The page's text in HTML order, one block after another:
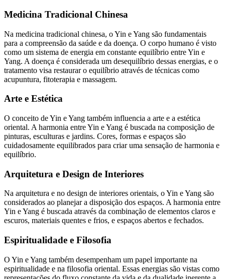
Medicina Tradicional Chinesa
Na medicina tradicional chinesa, o Yin e Yang são fundamentais
para a compreensão da saúde e da doença. O corpo humano é visto
como um sistema de energia em constante equilíbrio entre Yin e
Yang. A doença é considerada um desequilíbrio dessas energias, e o
tratamento visa restaurar o equilíbrio através de técnicas como
acupuntura, fitoterapia e massagem.
Arte e Estética
O conceito de Yin e Yang também influencia a arte e a estética
oriental. A harmonia entre Yin e Yang é buscada na composição de
pinturas, esculturas e jardins. Cores, formas e espaços são
cuidadosamente equilibrados para criar uma sensação de harmonia e
equilíbrio.
Arquitetura e Design de Interiores
Na arquitetura e no design de interiores orientais, o Yin e Yang são
considerados ao planejar a disposição dos espaços. A harmonia entre
Yin e Yang é buscada através da combinação de elementos claros e
escuros, materiais quentes e frios, e espaços abertos e fechados.
Espiritualidade e Filosofia
O Yin e Yang também desempenham um papel importante na
espiritualidade e na filosofia oriental. Essas energias são vistas como